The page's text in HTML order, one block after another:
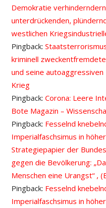
Demokratie
unterdrückenden,
westlichen
Pingback:
kriminell
und seine
Krieg
Pingback: Corona: Leere
Bote Magazin –
Pingback: Fesselnd
Imperialfaschsimus in
Strategiepapier der
gegen die Bevölkerung:
Menschen eine Urangst“ ‚
Pingback: Fesselnd
Imperialfaschsimus in